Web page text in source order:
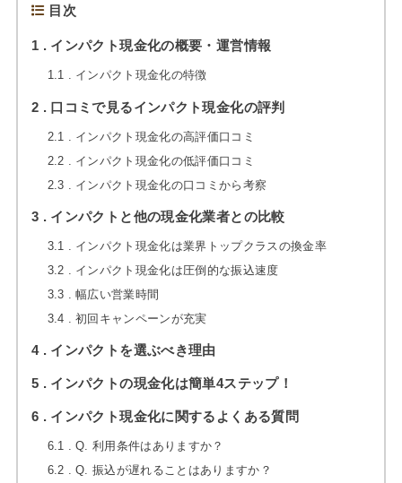
目次
1 インパクト現金化の概要・運営情報
1.1 インパクト現金化の特徴
2 口コミで見るインパクト現金化の評判
2.1
インパクト現金化の高評価口コミ
2.2
インパクト現金化の低評価口コミ
2.3
インパクト現金化の口コミから考察
3 インパクトと他の現金化業者との比較
3.1
インパクト現金化は業界トップクラスの換金率
3.2
インパクト現金化は圧倒的な振込速度
3.3
幅広い営業時間
3.4
初回キャンペーンが充実
4 インパクトを選ぶべき理由
5 インパクトの現金化は簡単4ステップ！
6 インパクト現金化に関するよくある質問
6.1
Q. 利用条件はありますか？
6.2
Q. 振込が遅れることはありますか？